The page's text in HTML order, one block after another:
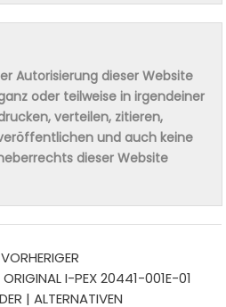
Autorisierung dieser Website
oder teilweise in irgendeiner
verteilen, zitieren,
und auch keine
dieser Website
VORHERIGER
ORIGINAL I-PEX 20441-001E-01
| ALTERNATIVEN